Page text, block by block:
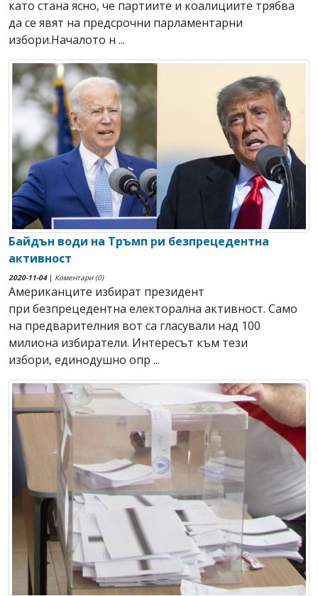
като стана ясно, че партиите и коалициите трябва
да се явят на предсрочни парламентарни
избори.Началото н ...
Байдън води на Тръмп ри безпрецедентна
активност
2020-11-04| Коментари (0)
Американците избират президент
при безпрецедентна електорална активност. Само
на предварителния вот са гласували над 100
милиона избиратели. Интересът към тези
избори, единодушно опр ...